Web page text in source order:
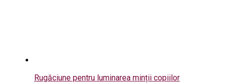
Rugăciune pentru luminarea minții copiilor